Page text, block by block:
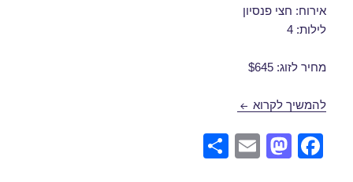
אירוח: חצי פנסיון
לילות: 4
מחיר לזוג: $645
להמשיך לקרוא חבילות נופש לורנה בדצמבר 23/12/2018
F
M
E